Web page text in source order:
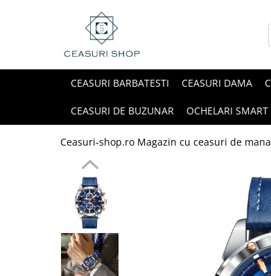
CEASURI BARBATESTI CEASURI DAMA
CEASURI DE BUZUNAR OCHELARI SMART
Ceasuri-shop.ro Magazin cu ceasuri de